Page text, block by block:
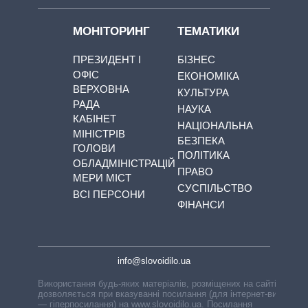
МОНІТОРИНГ
ПРЕЗИДЕНТ І
ОФІС
ВЕРХОВНА
РАДА
КАБІНЕТ
МІНІСТРІВ
ГОЛОВИ
ОБЛАДМІНІСТРАЦІЙ
МЕРИ МІСТ
ВСІ ПЕРСОНИ
ТЕМАТИКИ
БІЗНЕС
ЕКОНОМІКА
КУЛЬТУРА
НАУКА
НАЦІОНАЛЬНА
БЕЗПЕКА
ПОЛІТИКА
ПРАВО
СУСПІЛЬСТВО
ФІНАНСИ
info@slovoidilo.ua
Використання будь-яких матеріалів, розміщених на сайті,
дозволяється при вказуванні посилання (для інтернет-видань
— гіперпосилання) на www.slovoidilo.ua. Посилання